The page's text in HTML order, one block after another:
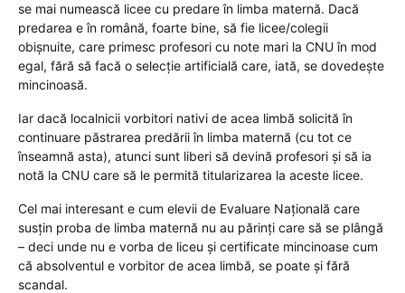
se mai numească licee cu predare în limba maternă. Dacă
predarea e în română, foarte bine, să fie licee/colegii
obișnuite, care primesc profesori cu note mari la CNU în mod
egal, fără să facă o selecție artificială care, iată, se dovedește
mincinoasă.
Iar dacă localnicii vorbitori nativi de acea limbă solicită în
continuare păstrarea predării în limba maternă (cu tot ce
înseamnă asta), atunci sunt liberi să devină profesori și să ia
notă la CNU care să le permită titularizarea la aceste licee.
Cel mai interesant e cum elevii de Evaluare Națională care
susțin proba de limba maternă nu au părinți care să se plângă
– deci unde nu e vorba de liceu și certificate mincinoase cum
că absolventul e vorbitor de acea limbă, se poate și fără
scandal.